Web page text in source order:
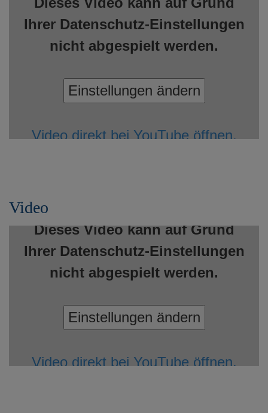
Ihrer Datenschutz-Einstellungen
nicht abgespielt werden.
Einstellungen ändern
Video direkt bei YouTube öffnen.
Video
Dieses Video kann auf Grund
Ihrer Datenschutz-Einstellungen
nicht abgespielt werden.
Einstellungen ändern
Video direkt bei YouTube öffnen.